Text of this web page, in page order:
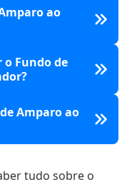
ao
Fundo de
Amparo ao
tudo sobre o